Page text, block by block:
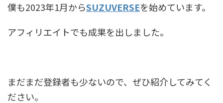
僕も2023年1月からSUZUVERSEを始めています。
アフィリエイトでも成果を出しました。
まだまだ登録者も少ないので、ぜひ紹介してみてく
ださい。